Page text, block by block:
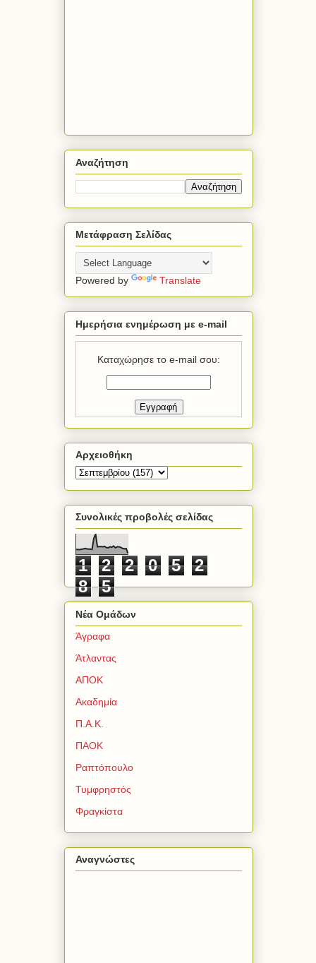
Αναζήτηση
Μετάφραση Σελίδας
Powered by Translate
Ημερήσια ενημέρωση με e-mail
Καταχώρησε το e-mail σου:
Αρχειοθήκη
Συνολικές προβολές σελίδας
1 2 2 0 5
2
8
5
Νέα Ομάδων
Άγραφα
Άτλαντας
ΑΠΟΚ
Ακαδημία
Π.Α.Κ.
ΠΑΟΚ
Ραπτόπουλο
Τυμφρηστός
Φραγκίστα
Αναγνώστες